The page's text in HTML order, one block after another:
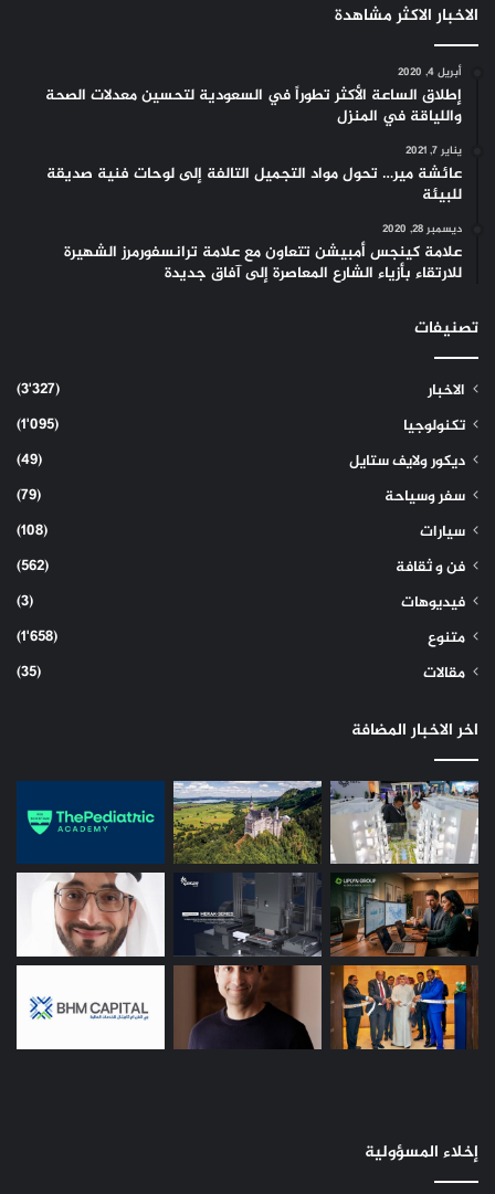
الاخبار الاكثر مشاهدة
أبريل 4, 2020
إطلاق الساعة الأكثر تطوراً في السعودية لتحسين معدلات الصحة
واللياقة في المنزل
يناير 7, 2021
عائشة مير… تحول مواد التجميل التالفة إلى لوحات فنية صديقة
للبيئة
ديسمبر 28, 2020
علامة كينجس أمبيشن تتعاون مع علامة ترانسفورمرز الشهيرة
للارتقاء بأزياء الشارع المعاصرة إلى آفاق جديدة
تصنيفات
الاخبار
(3٬327)
تكنولوجيا
(1٬095)
ديكور ولايف ستايل
(49)
سفر وسياحة
(79)
سيارات
(108)
فن و ثقافة
(562)
فيديوهات
(3)
متنوع
(1٬658)
مقالات
(35)
اخر الاخبار المضافة
إخلاء المسؤولية